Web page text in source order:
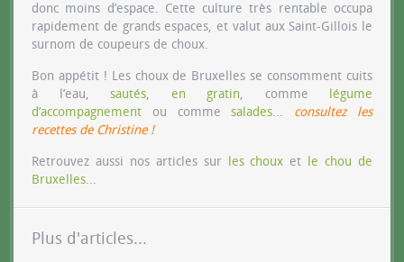
donc moins d’espace. Cette culture très rentable occupa
rapidement de grands espaces, et valut aux Saint-Gillois le
surnom de coupeurs de choux.
Bon appétit ! Les choux de Bruxelles se consomment cuits
à l’eau, sautés, en gratin, comme légume
d’accompagnement ou commesalades... consultez les
recettes de Christine !
Retrouvez aussi nos articles sur les choux et le chou de
Bruxelles...
Plus d'articles...